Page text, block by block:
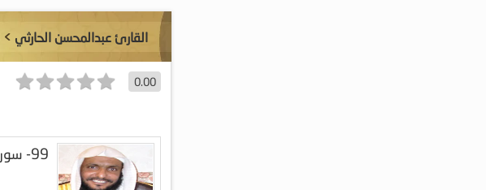
القارئ عبدالمحسن الحارثي > 99- سورة الزلزلة
0.00
99- سورة الزلزلة